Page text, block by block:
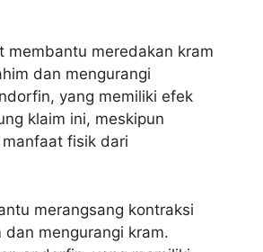
membantu meredakan kram
dan mengurangi
yang memiliki efek
klaim ini, meskipun
fisik dari
merangsang kontraksi
mengurangi kram.